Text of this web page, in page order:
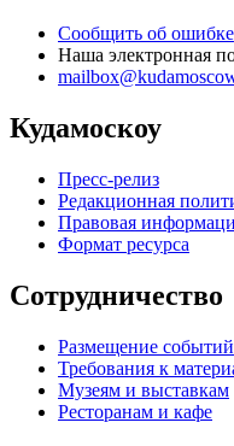
Сообщить об ошибке
Наша электронная
Кудамоскоу
Пресс-релиз
Редакционная
Правовая
Формат ресурса
Сотрудничество
Размещение событий
Требования к
Музеям и выставкам
Ресторанам и кафе